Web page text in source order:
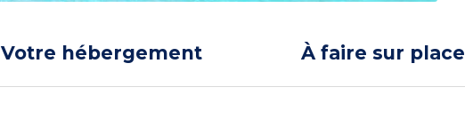
Votre hébergement À faire sur place